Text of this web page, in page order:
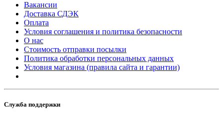
Вакансии
Доставка СДЭК
Оплата
Условия соглашения и политика безопасности
О нас
Стоимость отправки посылки
Политика обработки персональных данных
Условия магазина (правила сайта и гарантии)
Служба поддержки